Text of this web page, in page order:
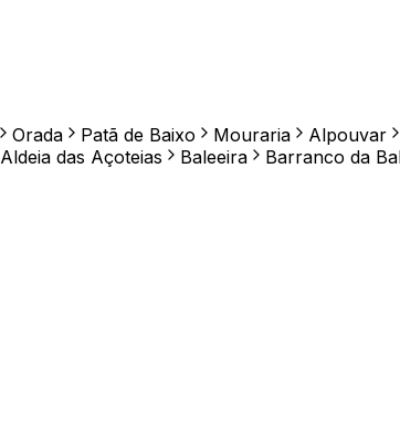
Orada Patã de Baixo Mouraria Alpouvar
Aldeia das Açoteias Baleeira Barranco da